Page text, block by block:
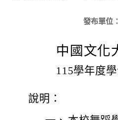
發布單位：
中國文化
115學年度
說明：